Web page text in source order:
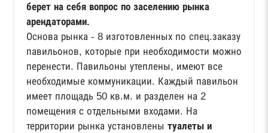
берет на себя вопрос по заселению рынка
арендаторами.
Основа рынка - 8 изготовленных по спец.заказу
павильонов, которые при необходимости можно
перенести. Павильоны утеплены, имеют все
необходимые коммуникации. Каждый павильон
имеет площадь 50 кв.м. и разделен на 2
помещения с отдельными входами. На
территории рынка установлены туалеты и